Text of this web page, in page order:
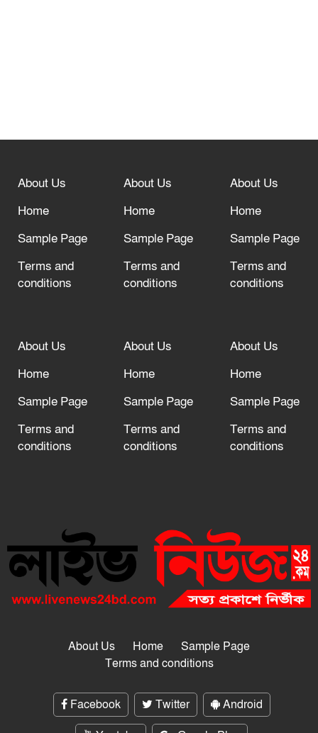
“অসহযোগ” আন্দোলনের হুমকি
দরজা খোলা রেখেছেন
About Us
Home
Sample Page
Terms and
conditions
About Us
Home
Sample Page
Terms and
conditions
About Us
Home
Sample Page
Terms and
conditions
About Us
Home
Sample Page
Terms and
conditions
About Us
Home
Sample Page
Terms and
conditions
About Us
Home
Sample Page
Terms and
conditions
About Us Home
Sample Page
Terms and conditions
Facebook Twitter
Android